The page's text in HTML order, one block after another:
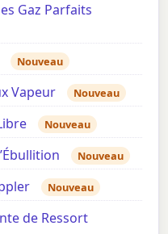
Gaz Parfaits
Nouveau
Vapeur Nouveau
Nouveau
Nouveau
Nouveau
de Ressort